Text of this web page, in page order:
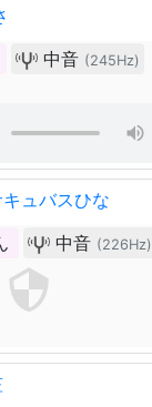
中音 (245Hz)
ュバスひな
中音 (226Hz)